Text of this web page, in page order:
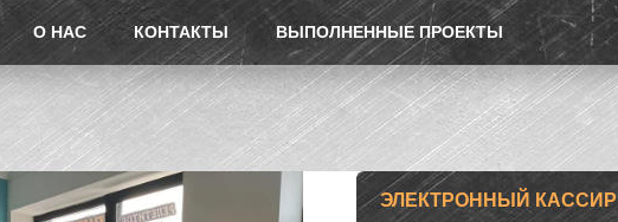
О НАС КОНТАКТЫ ВЫПОЛНЕННЫЕ ПРОЕКТЫ
ЭЛЕКТРОННЫЙ КАССИР